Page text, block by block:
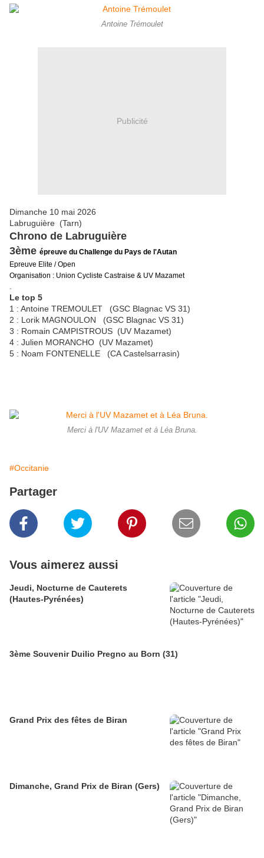
Antoine Trémoulet
Publicité
Dimanche 10 mai 2026
Labruguière (Tarn)
Chrono de Labruguière
3ème épreuve du Challenge du Pays de l'Autan
Epreuve Elite / Open
Organisation : Union Cycliste Castraise & UV Mazamet
Le top 5
1 : Antoine TREMOULET (GSC Blagnac VS 31)
2 : Lorik MAGNOULON (GSC Blagnac VS 31)
3 : Romain CAMPISTROUS (UV Mazamet)
4 : Julien MORANCHO (UV Mazamet)
5 : Noam FONTENELLE (CA Castelsarrasin)
Merci à l'UV Mazamet et à Léa Bruna.
#Occitanie
Partager
Vous aimerez aussi
Jeudi, Nocturne de Cauterets
(Hautes-Pyrénées)
3ème Souvenir Duilio Pregno au Born (31)
Grand Prix des fêtes de Biran
Dimanche, Grand Prix de Biran (Gers)